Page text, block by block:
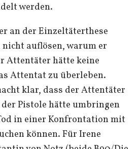
werden.
an der Einzeltäterthese
auflösen, warum er
Attentäter hätte keine
Attentat zu überleben.
klar, dass der Attentäter
Pistole hätte umbringen
in einer Konfrontation mit
können. Für Irene